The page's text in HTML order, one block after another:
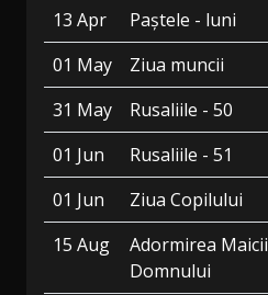
13 Apr
Paștele - luni
01 May
Ziua muncii
31 May
Rusaliile - 50
01 Jun
Rusaliile - 51
01 Jun
Ziua Copilului
15 Aug
Adormirea Maicii
Domnului